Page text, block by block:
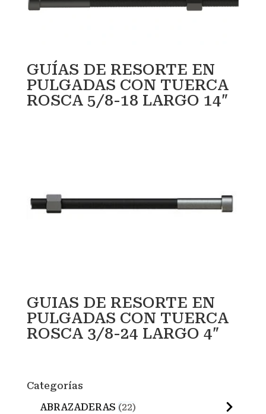
GUÍAS DE RESORTE EN
PULGADAS CON TUERCA
ROSCA 5/8-18 LARGO 14″
GUIAS DE RESORTE EN
PULGADAS CON TUERCA
ROSCA 3/8-24 LARGO 4″
Categorías
ABRAZADERAS 22